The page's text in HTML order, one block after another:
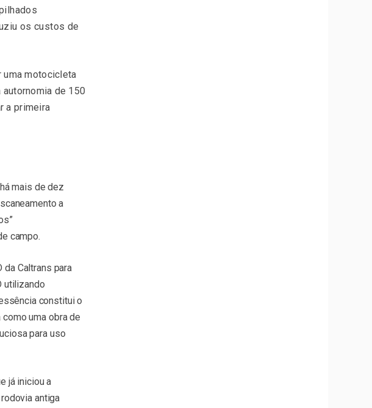
os custos de
uma motocicleta
de 150
a primeira
mais de dez
a
campo.
Caltrans para
utilizando
constitui o
uma obra de
para uso
já iniciou a
antiga